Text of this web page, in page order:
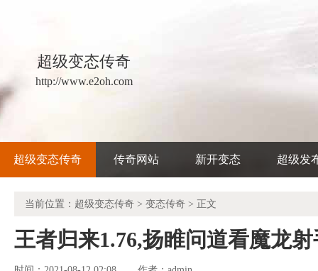
超级变态传奇
http://www.e2oh.com
超级变态传奇 传奇网站 新开变态 超级发
当前位置： 超级变态传奇 > 变态传奇 > 正文
王者归来1.76,扬睢问道看魔龙